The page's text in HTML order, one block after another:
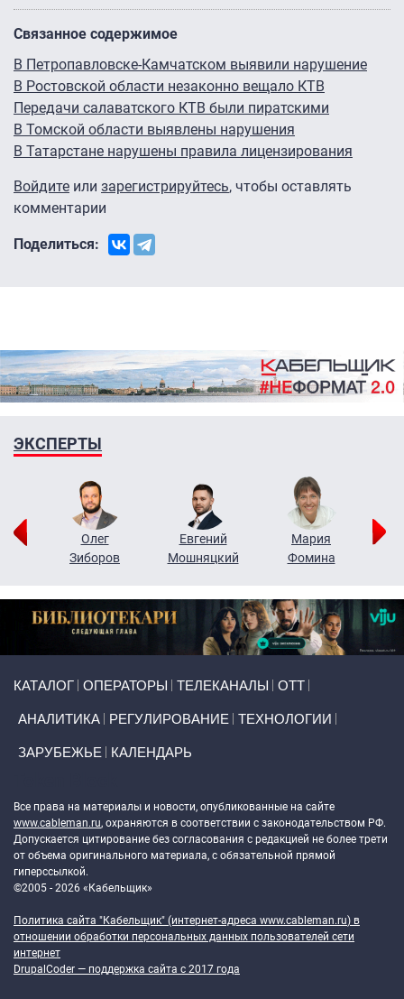
Связанное содержимое
В Петропавловске-Камчатском выявили нарушение
В Ростовской области незаконно вещало КТВ
Передачи салаватского КТВ были пиратскими
В Томской области выявлены нарушения
В Татарстане нарушены правила лицензирования
Войдите или зарегистрируйтесь, чтобы оставлять
комментарии
Поделиться:
ЭКСПЕРТЫ
Олег
Зиборов
Евгений
Мошняцкий
Мария
Фомина
КАТАЛОГ ОПЕРАТОРЫ ТЕЛЕКАНАЛЫ ОТТ
АНАЛИТИКА РЕГУЛИРОВАНИЕ ТЕХНОЛОГИИ
ЗАРУБЕЖЬЕ КАЛЕНДАРЬ
Все права на материалы и новости, опубликованные на сайте
www.cableman.ru, охраняются в соответствии с законодательством РФ.
Допускается цитирование без согласования с редакцией не более трети
от объема оригинального материала, с обязательной прямой
гиперссылкой.
©2005 - 2026 «Кабельщик»
Политика сайта "Кабельщик" (интернет-адреса www.cableman.ru) в
отношении обработки персональных данных пользователей сети
интернет
DrupalCoder — поддержка сайта c 2017 года